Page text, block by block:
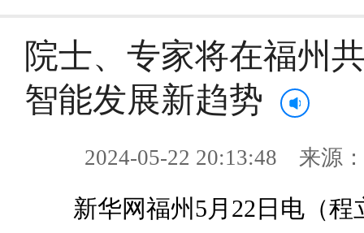
院士、专家将在福州
智能发展新趋势
2024-05-22 20:13:48 来源
新华网福州 5 月 22日电（程